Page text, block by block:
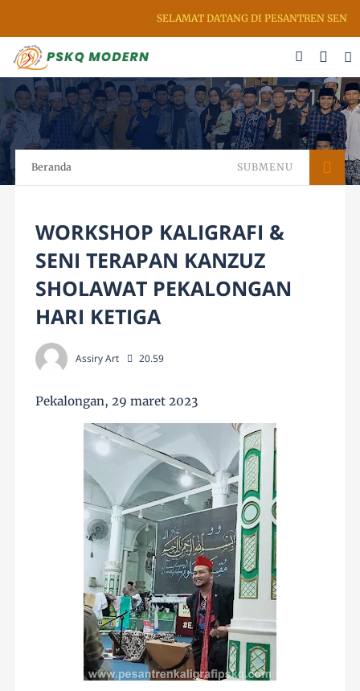
SELAMAT DATANG DI PESANTREN SENI
Beranda SUBMENU
WORKSHOP KALIGRAFI &
SENI TERAPAN KANZUZ
SHOLAWAT PEKALONGAN
HARI KETIGA
Assiry Art 20.59
Pekalongan, 29 maret 2023